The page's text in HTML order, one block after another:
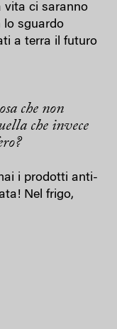
vita ci saranno
lo sguardo
a terra il futuro
che non
che invece
i prodotti anti-
Nel frigo,